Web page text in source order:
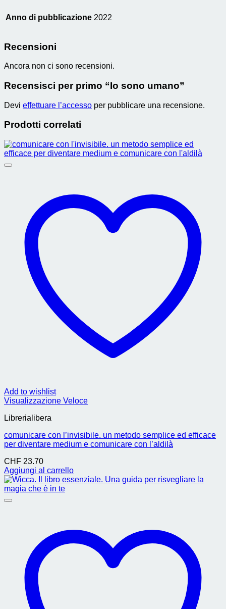
Anno di pubblicazione 2022
Recensioni
Ancora non ci sono recensioni.
Recensisci per primo “Io sono umano”
Devi effettuare l’accesso per pubblicare una recensione.
Prodotti correlati
Add to wishlist
Visualizzazione Veloce
Librerialibera
comunicare con l’invisibile. un metodo semplice ed efficace
per diventare medium e comunicare con l’aldilà
CHF 23.70
Aggiungi al carrello